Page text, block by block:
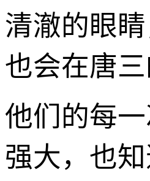
清澈的眼
也会在唐
他们的每
强大，也